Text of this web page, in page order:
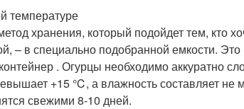
температуре
хранения, который подойдет тем, кто
– в специально подобранной емкости.
. Огурцы необходимо аккуратно
+15 ℃, а влажность составляет не
свежими 8-10 дней.